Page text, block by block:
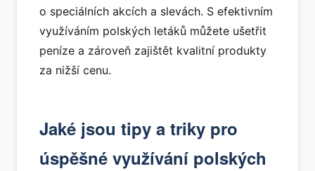
o speciálních akcích a slevách. S efektivním
využíváním polských letáků můžete ušetřit
peníze a zároveň zajištět kvalitní produkty
za nižší cenu.
Jaké jsou tipy a triky pro
úspěšné využívání polských